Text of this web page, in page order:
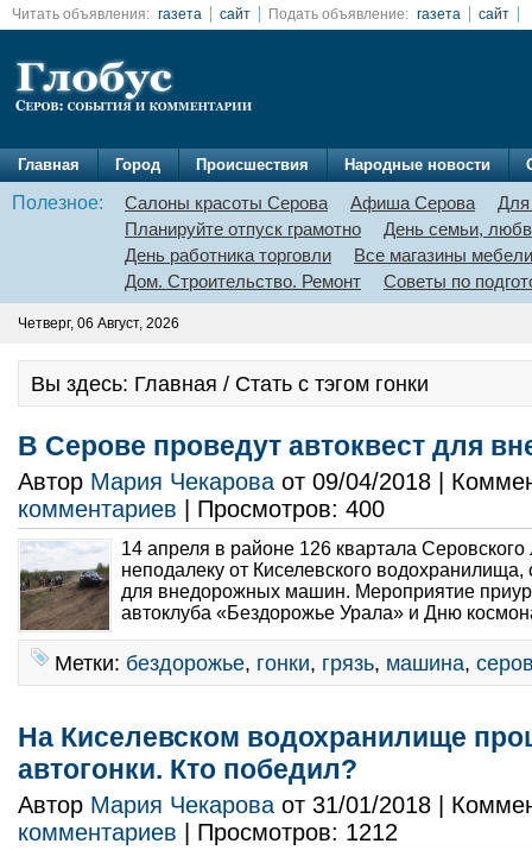
Читать объявления: газета сайт Подать объявление: газета сайт
Главная Город Происшествия Народные новости
Полезное: Салоны красоты Серова Афиша Серова
Для
Планируйте отпуск грамотно
День семьи,
День работника торговли
Все магазины мебели
Дом. Строительство. Ремонт
Советы по
Четверг, 06 Август, 2026
Вы здесь: Главная / Стать с тэгом гонки
В Серове проведут автоквест для
Автор Мария Чекарова от 09/04/2018 |
комментариев | Просмотров: 400
14 апреля в районе 126 квартала Серовского
неподалеку от Киселевского водохранилища,
для внедорожных машин. Мероприятие
автоклуба «Бездорожье Урала» и Дню
Метки: бездорожье, гонки, грязь, машина,
На Киселевском водохранилище
автогонки. Кто победил?
Автор Мария Чекарова от 31/01/2018 |
комментариев | Просмотров: 1212